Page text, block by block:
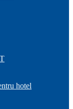
hotel